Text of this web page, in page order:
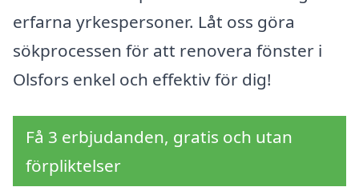
erfarna yrkespersoner. Låt oss göra
sökprocessen för att renovera fönster i
Olsfors enkel och effektiv för dig!
Få 3 erbjudanden, gratis och utan
förpliktelser